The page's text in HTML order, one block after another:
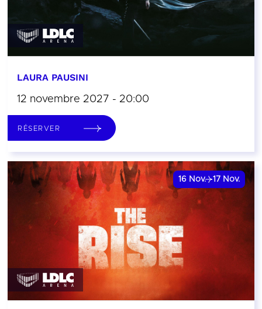
LAURA PAUSINI
12 novembre 2027 - 20:00
RÉSERVER
16 Nov. 17 Nov.